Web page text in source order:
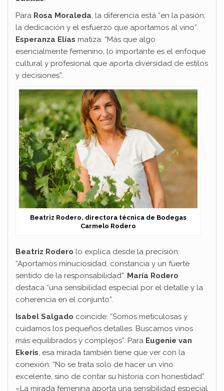
Para Rosa Moraleda, la diferencia está “en la pasión,
la dedicación y el esfuerzo que aportamos al vino”.
Esperanza Elías matiza: “Más que algo
esencialmente femenino, lo importante es el enfoque
cultural y profesional que aporta diversidad de estilos
y decisiones”.
Beatriz Rodero, directora técnica de Bodegas
Carmelo Rodero
Beatriz Rodero lo explica desde la precisión:
“Aportamos minuciosidad, constancia y un fuerte
sentido de la responsabilidad”. María Rodero
destaca “una sensibilidad especial por el detalle y la
coherencia en el conjunto”.
Isabel Salgado coincide: “Somos meticulosas y
cuidamos los pequeños detalles. Buscamos vinos
más equilibrados y complejos”. Para Eugenie van
Ekeris, esa mirada también tiene que ver con la
conexión: “No se trata solo de hacer un vino
excelente, sino de contar su historia con honestidad”.
«La mirada femenina aporta una sensibilidad especial